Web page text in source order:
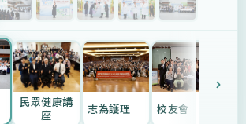
民眾健康講
座
志為護理 校友會